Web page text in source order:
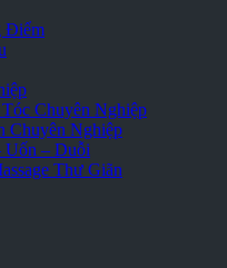
Điểm
Chuyên Nghiệp
Chuyên Nghiệp
Uốn – Duỗi
Thư Giãn